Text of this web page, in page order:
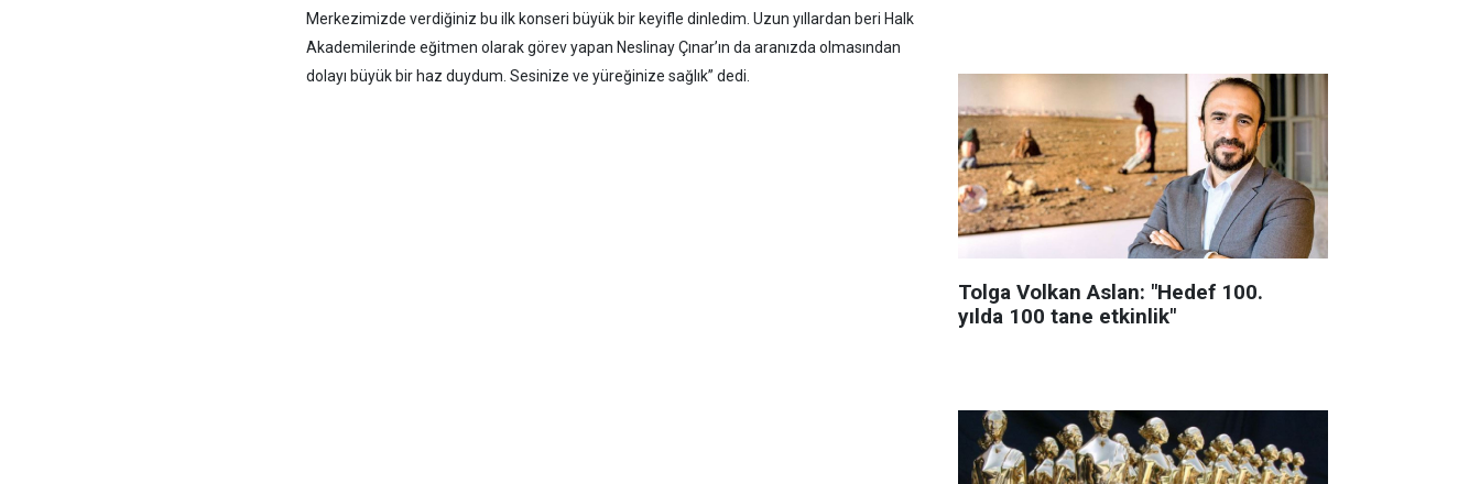
Merkezimizde verdiğiniz bu ilk konseri büyük bir keyifle dinledim. Uzun yıllardan beri Halk
Akademilerinde eğitmen olarak görev yapan Neslinay Çınar’ın da aranızda olmasından
dolayı büyük bir haz duydum. Sesinize ve yüreğinize sağlık” dedi.
Tolga Volkan Aslan: "Hedef 100.
yılda 100 tane etkinlik"